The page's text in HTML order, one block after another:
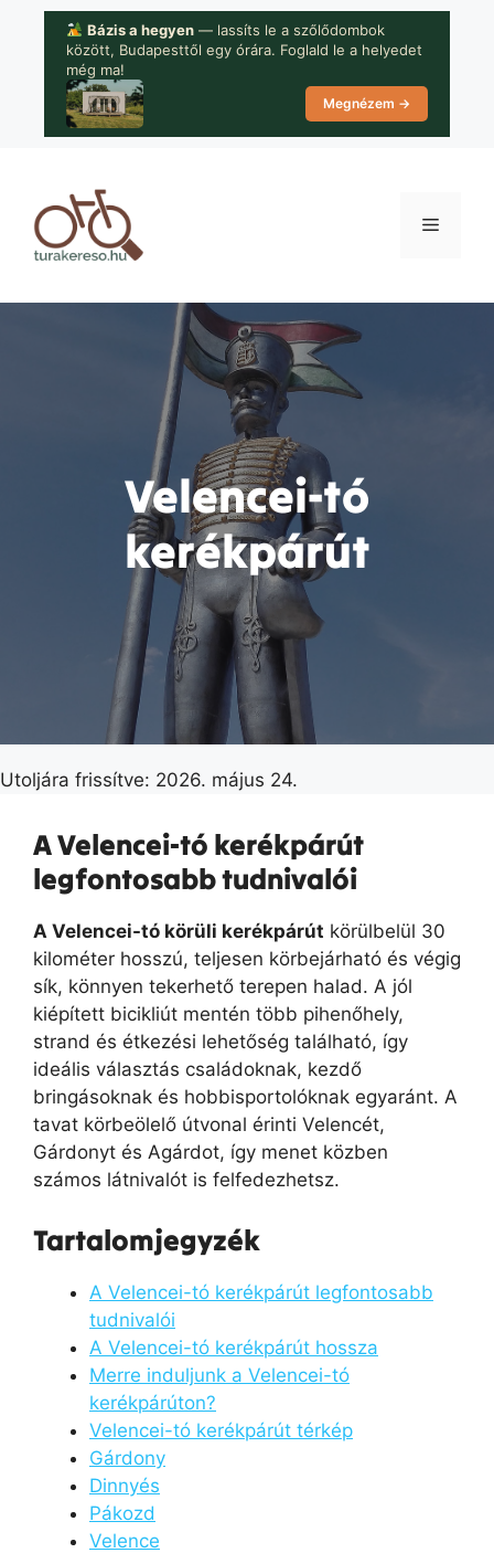
Kilépés
tartalomba
Bázis a hegyen— lassíts le a szőlődombok
között, Budapesttől egy órára. Foglald le a helyedet
még ma!
Megnézem →
Menü
Velencei-tó
kerékpárút
Utoljára frissítve: 2026. május 24.
A Velencei-tó kerékpárút
legfontosabb tudnivalói
A Velencei-tó körüli kerékpárút körülbelül 30
kilométer hosszú, teljesen körbejárható és végig
sík, könnyen tekerhető terepen halad. A jól
kiépített bicikliút mentén több pihenőhely,
strand és étkezési lehetőség található, így
ideális választás családoknak, kezdő
bringásoknak és hobbisportolóknak egyaránt. A
tavat körbeölelő útvonal érinti Velencét,
Gárdonyt és Agárdot, így menet közben
számos látnivalót is felfedezhetsz.
Tartalomjegyzék
A Velencei-tó kerékpárút legfontosabb
tudnivalói
A Velencei-tó kerékpárút hossza
Merre induljunk a Velencei-tó
kerékpárúton?
Velencei-tó kerékpárút térkép
Gárdony
Dinnyés
Pákozd
Velence